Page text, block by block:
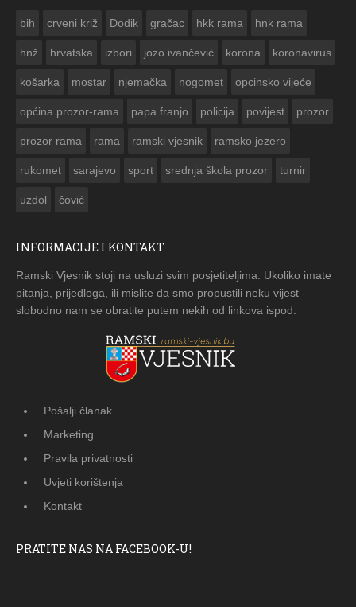
bih crveni križ Dodik gračac hkk rama hnk rama
hnž hrvatska izbori jozo ivančević korona koronavirus
košarka mostar njemačka nogomet opcinsko vijeće
općina prozor-rama papa franjo policija povijest prozor
prozor rama rama ramski vjesnik ramsko jezero
rukomet sarajevo sport srednja škola prozor turnir
uzdol čović
INFORMACIJE I KONTAKT
Ramski Vjesnik stoji na usluzi svim posjetiteljima. Ukoliko imate
pitanja, prijedloga, ili mislite da smo propustili neku vijest -
slobodno nam se obratite putem nekih od linkova ispod.
Pošalji članak
Marketing
Pravila privatnosti
Uvjeti korištenja
Kontakt
PRATITE NAS NA FACEBOOK-U!